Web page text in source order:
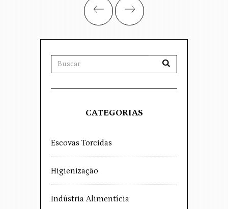
CATEGORIAS
Escovas Torcidas
Higienização
Indústria Alimentícia